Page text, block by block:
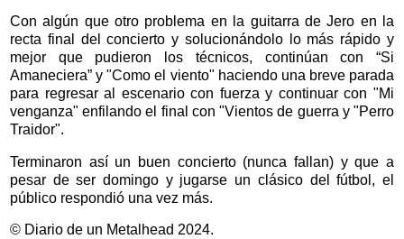
Con algún que otro problema en la guitarra de Jero en la
recta final del concierto y solucionándolo lo más rápido y
mejor que pudieron los técnicos, continúan con “Si
Amaneciera” y "Como el viento" haciendo una breve parada
para regresar al escenario con fuerza y continuar con "Mi
venganza" enfilando el final con "Vientos de guerra y "Perro
Traidor".
Terminaron así un buen concierto (nunca fallan) y que a
pesar de ser domingo y jugarse un clásico del fútbol, el
público respondió una vez más.
© Diario de un Metalhead 2024.